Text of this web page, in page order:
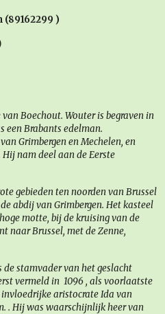
(89162299 )
Boechout. Wouter is begraven in
een Brabants edelman.
Grimbergen en Mechelen, en
Hij nam deel aan de Eerste
gebieden ten noorden van Brussel
abdij van Grimbergen. Het kasteel
motte, bij de kruising van de
naar Brussel, met de Zenne,
de stamvader van het geslacht
vermeld in 1096 , als voorlaatste
invloedrijke aristocrate Ida van
. Hij was waarschijnlijk heer van